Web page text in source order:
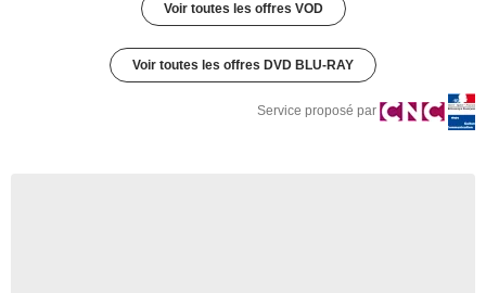
Voir toutes les offres VOD
Voir toutes les offres DVD BLU-RAY
Service proposé par